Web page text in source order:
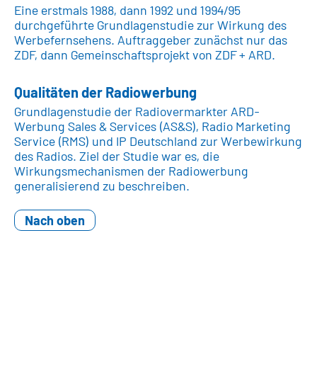
Eine erstmals 1988, dann 1992 und 1994/95
durchgeführte Grundlagenstudie zur Wirkung des
Werbefernsehens. Auftraggeber zunächst nur das
ZDF, dann Gemeinschaftsprojekt von ZDF + ARD.
Qualitäten der Radiowerbung
Grundlagenstudie der Radiovermarkter ARD-
Werbung Sales & Services (AS&S), Radio Marketing
Service (RMS) und IP Deutschland zur Werbewirkung
des Radios. Ziel der Studie war es, die
Wirkungsmechanismen der Radiowerbung
generalisierend zu beschreiben.
Nach oben